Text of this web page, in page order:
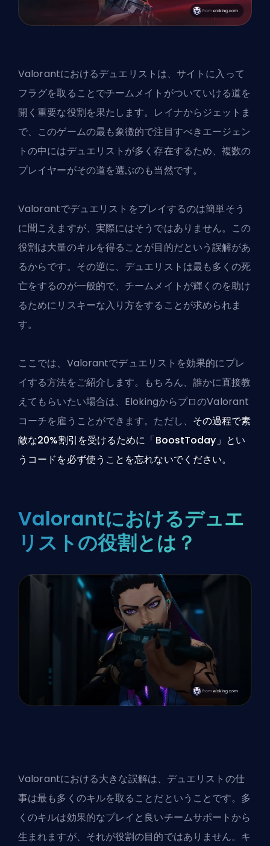
Valorantにおけるデュエリストは、サイトに入って
フラグを取ることでチームメイトがついていける道を
開く重要な役割を果たします。レイナからジェットま
で、このゲームの最も象徴的で注目すべきエージェン
トの中にはデュエリストが多く存在するため、複数の
プレイヤーがその道を選ぶのも当然です。
Valorantでデュエリストをプレイするのは簡単そう
に聞こえますが、実際にはそうではありません。この
役割は大量のキルを得ることが目的だという誤解があ
るからです。その逆に、デュエリストは最も多くの死
亡をするのが一般的で、チームメイトが輝くのを助け
るためにリスキーな入り方をすることが求められま
す。
ここでは、Valorantでデュエリストを効果的にプレ
イする方法をご紹介します。もちろん、誰かに直接教
えてもらいたい場合は、 ElokingからプロのValorant
コーチを雇う ことができます。ただし、 その過程で素
敵な20%割引を受けるために「BoostToday」とい
うコードを必ず使うことを忘れないでください。
Valorantにおけるデュエ
リストの役割とは？
Valorantにおける大きな誤解は、 デュエリストの仕
事は最も多くのキルを取ることだということです。多
くのキルは効果的なプレイと良いチームサポートから
生まれますが、それが役割の目的ではありません。キ